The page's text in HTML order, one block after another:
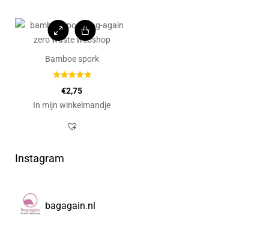
Bamboe spork
€2,75
In mijn winkelmandje
Instagram
bagagain.nl